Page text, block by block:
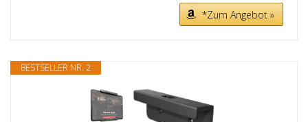
*Zum Angebot »
BESTSELLER NR. 2